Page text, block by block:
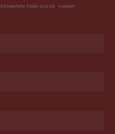
Erforderliche Felder sind mit markiert